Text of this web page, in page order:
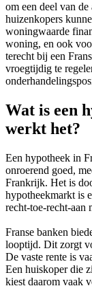
om een deel van
huizenkopers
woningwaarde
woning, en ook
terecht bij een
vroegtijdig te
Wat is een
werkt het?
Een hypotheek in
onroerend goed,
Frankrijk. Het is
hypotheekmarkt is
recht-toe-recht-aan
Franse banken
looptijd. Dit zorgt
De vaste rente is
Een huiskoper die
kiest daarom vaak